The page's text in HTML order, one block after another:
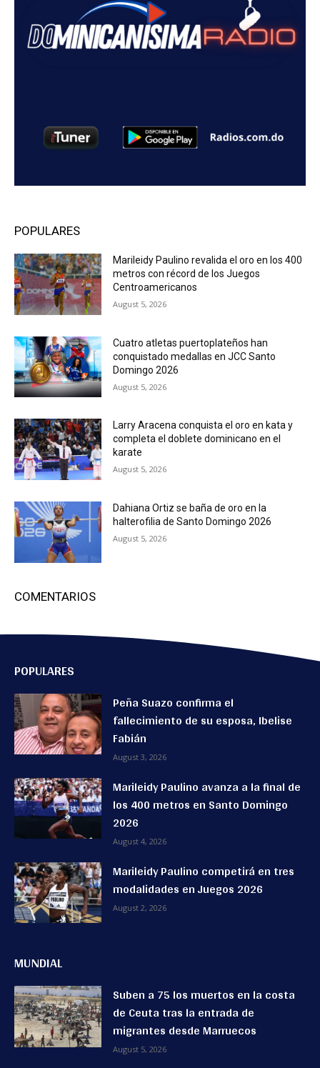
POPULARES
Marileidy Paulino revalida el oro en los 400
metros con récord de los Juegos
Centroamericanos
August 5, 2026
Cuatro atletas puertoplateños han
conquistado medallas en JCC Santo
Domingo 2026
August 5, 2026
Larry Aracena conquista el oro en kata y
completa el doblete dominicano en el
karate
August 5, 2026
Dahiana Ortiz se baña de oro en la
halterofilia de Santo Domingo 2026
August 5, 2026
COMENTARIOS
POPULARES
Peña Suazo confirma el
fallecimiento de su esposa, Ibelise
Fabián
August 3, 2026
Marileidy Paulino avanza a la final de
los 400 metros en Santo Domingo
2026
August 4, 2026
Marileidy Paulino competirá en tres
modalidades en Juegos 2026
August 2, 2026
MUNDIAL
Suben a 75 los muertos en la costa
de Ceuta tras la entrada de
migrantes desde Marruecos
August 5, 2026